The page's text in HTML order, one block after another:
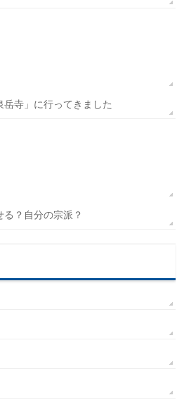
寺」に行ってきました
？自分の宗派？